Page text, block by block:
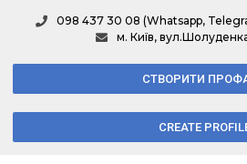
098 437 30 08 (Whatsapp,
м. Київ,
СТВОРИТИ
CREATE